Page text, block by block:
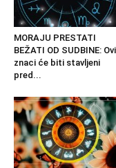
MORAJU PRESTATI
BEŽATI OD SUDBINE: Ovi
znaci će biti stavljeni
pred...